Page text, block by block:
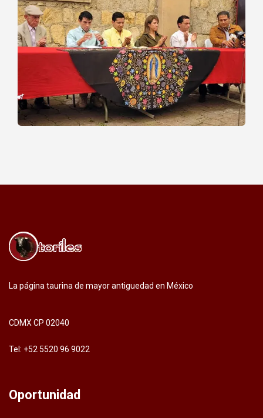
La página taurina de mayor antiguedad en México
CDMX CP 02040
Tel: +52 5520 96 9022
Oportunidad